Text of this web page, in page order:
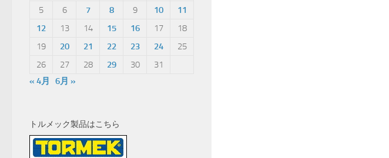
5
6 7 8 9 10
11
12
13 14 15 16 17
18
19
20 21 22 23 24
25
26
27 28 29 30
31
« 4月
6月 »
トルメック製品はこちら